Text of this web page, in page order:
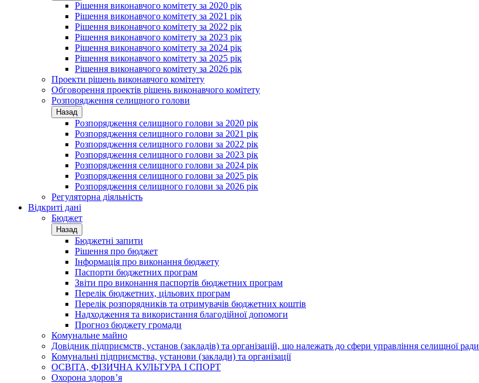
Рішення виконавчого комітету за 2020 рік
Рішення виконавчого комітету за 2021 рік
Рішення виконавчого комітету за 2022 рік
Рішення виконавчого комітету за 2023 рік
Рішення виконавчого комітету за 2024 рік
Рішення виконавчого комітету за 2025 рік
Рішення виконавчого комітету за 2026 рік
Проекти рішень виконавчого комітету
Обговорення проектів рішень виконавчого комітету
Розпорядження селищного голови
Назад
Розпорядження селищного голови за 2020 рік
Розпорядження селищного голови за 2021 рік
Розпорядження селищного голови за 2022 рік
Розпорядження селищного голови за 2023 рік
Розпорядження селищного голови за 2024 рік
Розпорядження селищного голови за 2025 рік
Розпорядження селищного голови за 2026 рік
Регуляторна діяльність
Відкриті дані
Бюджет
Назад
Бюджетні запити
Рішення про бюджет
Інформація про виконання бюджету
Паспорти бюджетних програм
Звіти про виконання паспортів бюджетних програм
Перелік бюджетних, цільових програм
Перелік розпорядників та отримувачів бюджетних коштів
Надходження та використання благодійної допомоги
Прогноз бюджету громади
Комунальне майно
Довідник підприємств, установ (закладів) та організацій, що належать до сфери управління селищної ради
Комунальні підприємства, установи (заклади) та організації
ОСВІТА, ФІЗИЧНА КУЛЬТУРА І СПОРТ
Охорона здоров’я